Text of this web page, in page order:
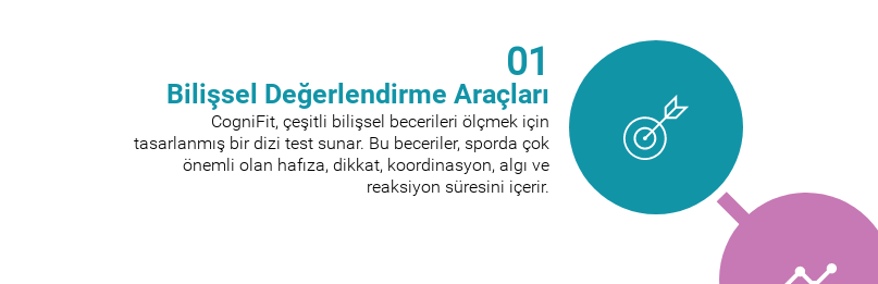
01
Bilişsel Değerlendirme Araçları
CogniFit, çeşitli bilişsel becerileri ölçmek için
tasarlanmış bir dizi test sunar. Bu beceriler, sporda çok
önemli olan hafıza, dikkat, koordinasyon, algı ve
reaksiyon süresini içerir.